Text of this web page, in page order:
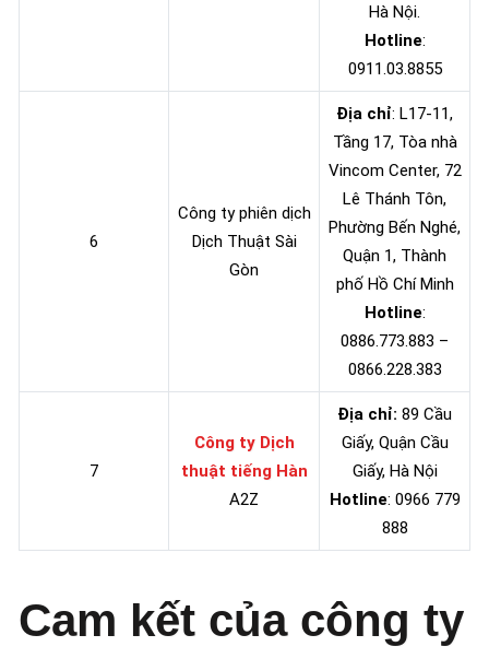
Hà Nội.
Hotline:
0911.03.8855
6
Công ty phiên dịch
Dịch Thuật Sài
Gòn
Địa chỉ: L17-11,
Tầng 17, Tòa nhà
Vincom Center, 72
Lê Thánh Tôn,
Phường Bến Nghé,
Quận 1, Thành
phố Hồ Chí Minh
Hotline:
0886.773.883 –
0866.228.383
7
Công ty Dịch
thuật tiếng Hàn
A2Z
Địa chỉ: 89 Cầu
Giấy, Quận Cầu
Giấy, Hà Nội
Hotline: 0966 779
888
Cam kết của công ty